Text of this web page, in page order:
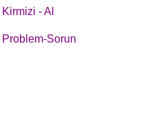
Kirmizi - Al
Problem-Sorun